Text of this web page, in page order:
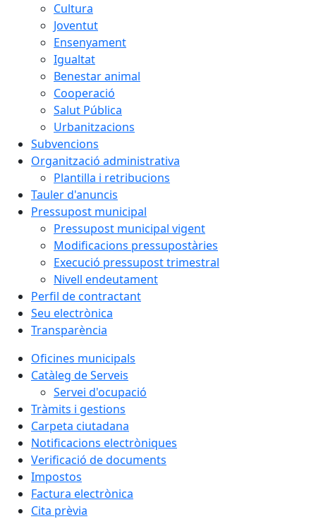
Cultura
Joventut
Ensenyament
Igualtat
Benestar animal
Cooperació
Salut Pública
Urbanitzacions
Subvencions
Organització administrativa
Plantilla i retribucions
Tauler d'anuncis
Pressupost municipal
Pressupost municipal vigent
Modificacions pressupostàries
Execució pressupost trimestral
Nivell endeutament
Perfil de contractant
Seu electrònica
Transparència
Oficines municipals
Catàleg de Serveis
Servei d'ocupació
Tràmits i gestions
Carpeta ciutadana
Notificacions electròniques
Verificació de documents
Impostos
Factura electrònica
Cita prèvia